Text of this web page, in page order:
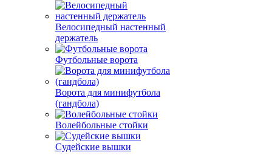
Велосипедный настенный
держатель
Футбольные ворота
Ворота для минифутбола
(гандбола)
Волейбольные стойки
Судейские вышки